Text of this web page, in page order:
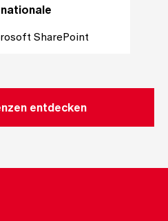
SharePoint
entdecken